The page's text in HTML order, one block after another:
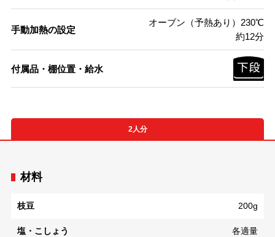
手動加熱の設定
オーブン（予熱あり）230℃
約12分
付属品・棚位置・給水
2人分
材料
枝豆 200g
塩・こしょう 各適量